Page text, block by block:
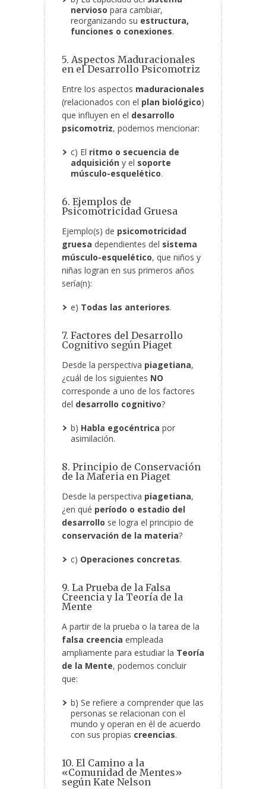
nervioso para cambiar,
reorganizando su estructura,
funciones o conexiones.
5. Aspectos Maduracionales
en el Desarrollo Psicomotriz
Entre los aspectos maduracionales
(relacionados con el plan biológico)
que influyen en el desarrollo
psicomotriz, podemos mencionar:
c) El ritmo o secuencia de
adquisición y el soporte
músculo-esquelético.
6. Ejemplos de
Psicomotricidad Gruesa
Ejemplo(s) de psicomotricidad
gruesa dependientes del sistema
músculo-esquelético, que niños y
niñas logran en sus primeros años
sería(n):
e) Todas las anteriores.
7. Factores del Desarrollo
Cognitivo según Piaget
Desde la perspectiva piagetiana,
¿cuál de los siguientes NO
corresponde a uno de los factores
del desarrollo cognitivo?
b) Habla egocéntrica por
asimilación.
8. Principio de Conservación
de la Materia en Piaget
Desde la perspectiva piagetiana,
¿en qué período o estadio del
desarrollo se logra el principio de
conservación de la materia?
c) Operaciones concretas.
9. La Prueba de la Falsa
Creencia y la Teoría de la
Mente
A partir de la prueba o la tarea de la
falsa creencia empleada
ampliamente para estudiar la Teoría
de la Mente, podemos concluir
que:
b) Se refiere a comprender que las
personas se relacionan con el
mundo y operan en él de acuerdo
con sus propias creencias.
10. El Camino a la
«Comunidad de Mentes»
según Kate Nelson